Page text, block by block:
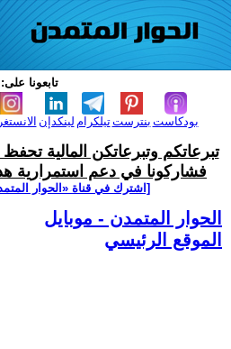
تابعونا على:
لينكدإن تيلكرامبنترست بودكاست
تبرعاتكم وتبرعاتكن المالية
فشاركونا في دعم استمرارية
[اشترك في قناة ‫«الحوار
الحوار المتمدن - موبايل
الموقع الرئيسي